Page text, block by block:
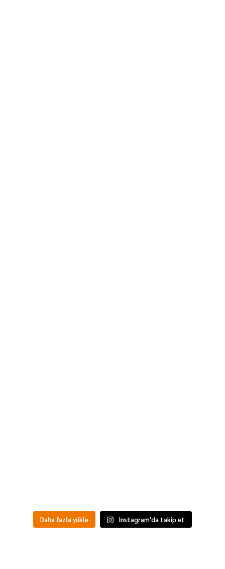
Daha fazla yükle Instagram'da takip et